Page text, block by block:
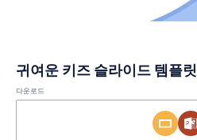
귀여운 키즈 슬라이드 템플릿
다운로드